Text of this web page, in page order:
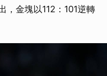
，金塊以112：101逆轉